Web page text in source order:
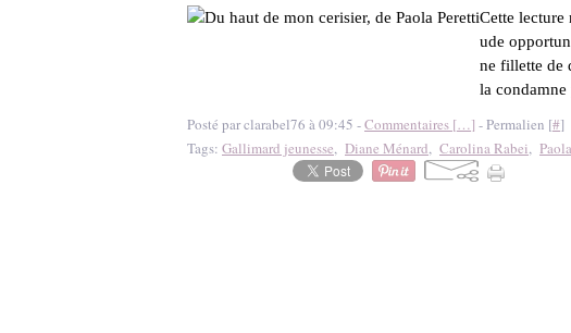
Cette lecture
ude
ne fillette de
la
Posté par clarabel76 à 09:45 -Commentaires […] - Permalien [#]
Tags: Gallimard jeunesse, Diane Ménard, Carolina Rabei,